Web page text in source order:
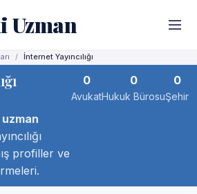
Uzman
İnternet Yayıncılığı
profiller ve
0
Avukat
0
Hukuk Bürosu
0
Şehir